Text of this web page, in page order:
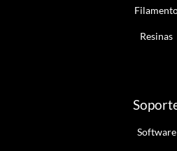
Resinas
Software